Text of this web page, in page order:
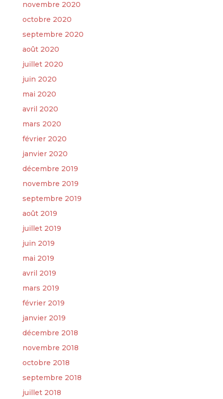
novembre 2020
octobre 2020
septembre 2020
août 2020
juillet 2020
juin 2020
mai 2020
avril 2020
mars 2020
février 2020
janvier 2020
décembre 2019
novembre 2019
septembre 2019
août 2019
juillet 2019
juin 2019
mai 2019
avril 2019
mars 2019
février 2019
janvier 2019
décembre 2018
novembre 2018
octobre 2018
septembre 2018
juillet 2018